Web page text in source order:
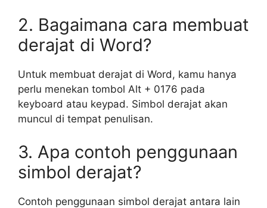
2. Bagaimana cara membuat
derajat di Word?
Untuk membuat derajat di Word, kamu hanya
perlu menekan tombol Alt + 0176 pada
keyboard atau keypad. Simbol derajat akan
muncul di tempat penulisan.
3. Apa contoh penggunaan
simbol derajat?
Contoh penggunaan simbol derajat antara lain